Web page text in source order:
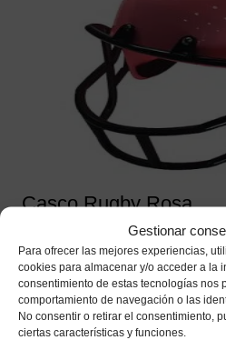
Gestionar
Para ofrecer las mejores experiencias,
cookies para almacenar y/o acceder a la
consentimiento de estas tecnologías nos
comportamiento de navegación o las
No consentir o retirar el consentimiento,
ciertas características y funciones.
Casco Rugby Rosa
IVA incluido
Añadir a mi